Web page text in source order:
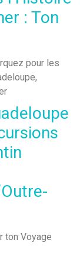
: Ton